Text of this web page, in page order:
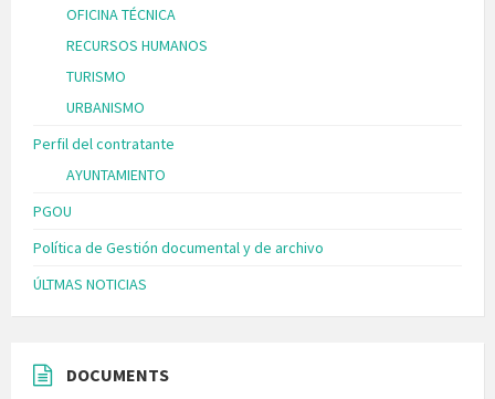
OFICINA TÉCNICA
RECURSOS HUMANOS
TURISMO
URBANISMO
Perfil del contratante
AYUNTAMIENTO
PGOU
Política de Gestión documental y de archivo
ÚLTMAS NOTICIAS
DOCUMENTS